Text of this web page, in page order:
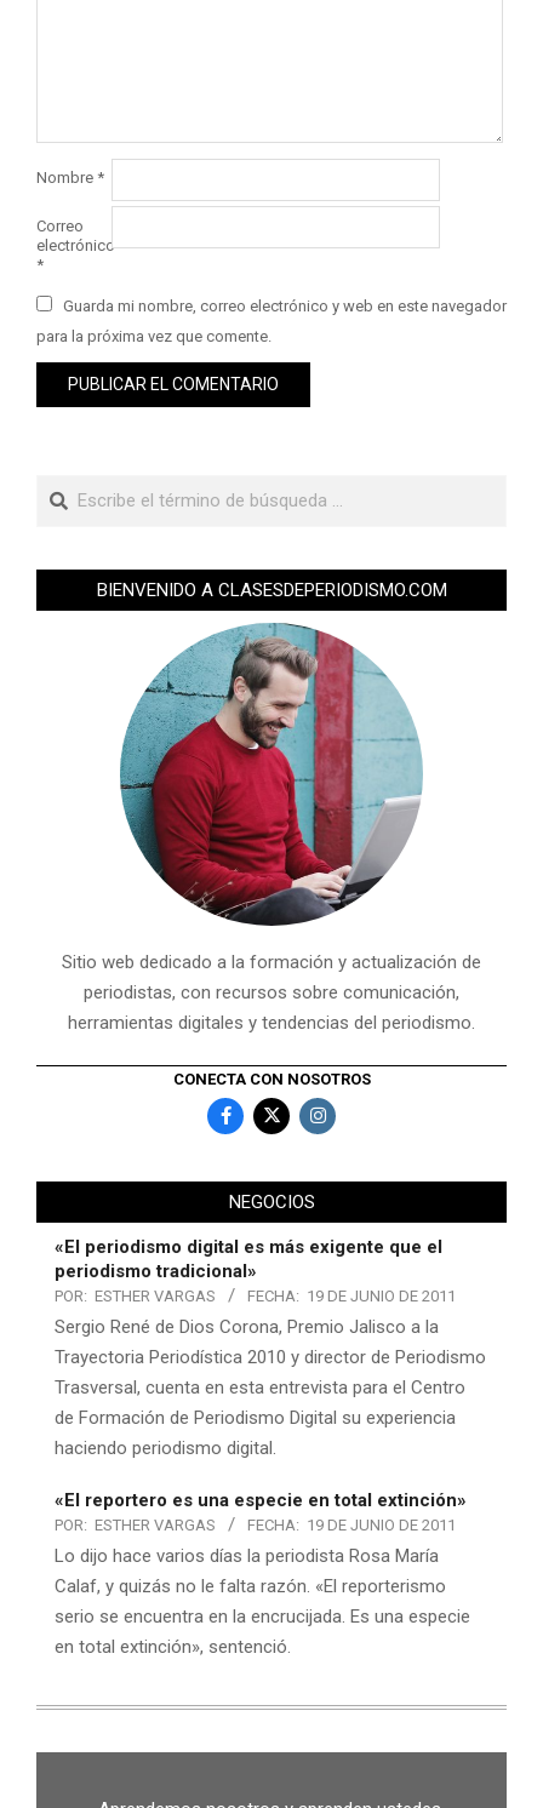
Nombre *
Correo
electrónico
*
Guarda mi nombre, correo electrónico y web en este navegador
para la próxima vez que comente.
BIENVENIDO A CLASESDEPERIODISMO.COM
Sitio web dedicado a la formación y actualización de
periodistas, con recursos sobre comunicación,
herramientas digitales y tendencias del periodismo.
CONECTA CON NOSOTROS
NEGOCIOS
«El periodismo digital es más exigente que el
periodismo tradicional»
POR: ESTHER VARGAS FECHA: 19 DE JUNIO DE 2011
Sergio René de Dios Corona, Premio Jalisco a la
Trayectoria Periodística 2010 y director de Periodismo
Trasversal, cuenta en esta entrevista para el Centro
de Formación de Periodismo Digital su experiencia
haciendo periodismo digital.
«El reportero es una especie en total extinción»
POR: ESTHER VARGAS FECHA: 19 DE JUNIO DE 2011
Lo dijo hace varios días la periodista Rosa María
Calaf, y quizás no le falta razón. «El reporterismo
serio se encuentra en la encrucijada. Es una especie
en total extinción», sentenció.